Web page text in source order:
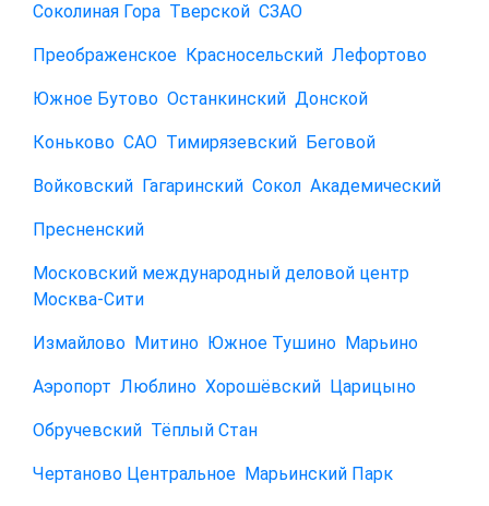
Соколиная Гора Тверской СЗАО
Преображенское Красносельский Лефортово
Южное Бутово Останкинский Донской
Коньково САО Тимирязевский Беговой
Войковский Гагаринский Сокол Академический
Пресненский
Московский международный деловой центр
Москва-Сити
Измайлово Митино Южное Тушино Марьино
Аэропорт Люблино Хорошёвский Царицыно
Обручевский Тёплый Стан
Чертаново Центральное Марьинский Парк